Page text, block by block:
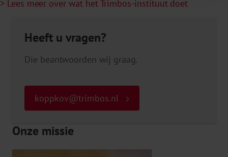
Heeft u vragen?
Die beantwoorden wij graag.
koppkov@trimbos.nl
Onze missie
> Lees meer over wat het Trimbos-instituut doet